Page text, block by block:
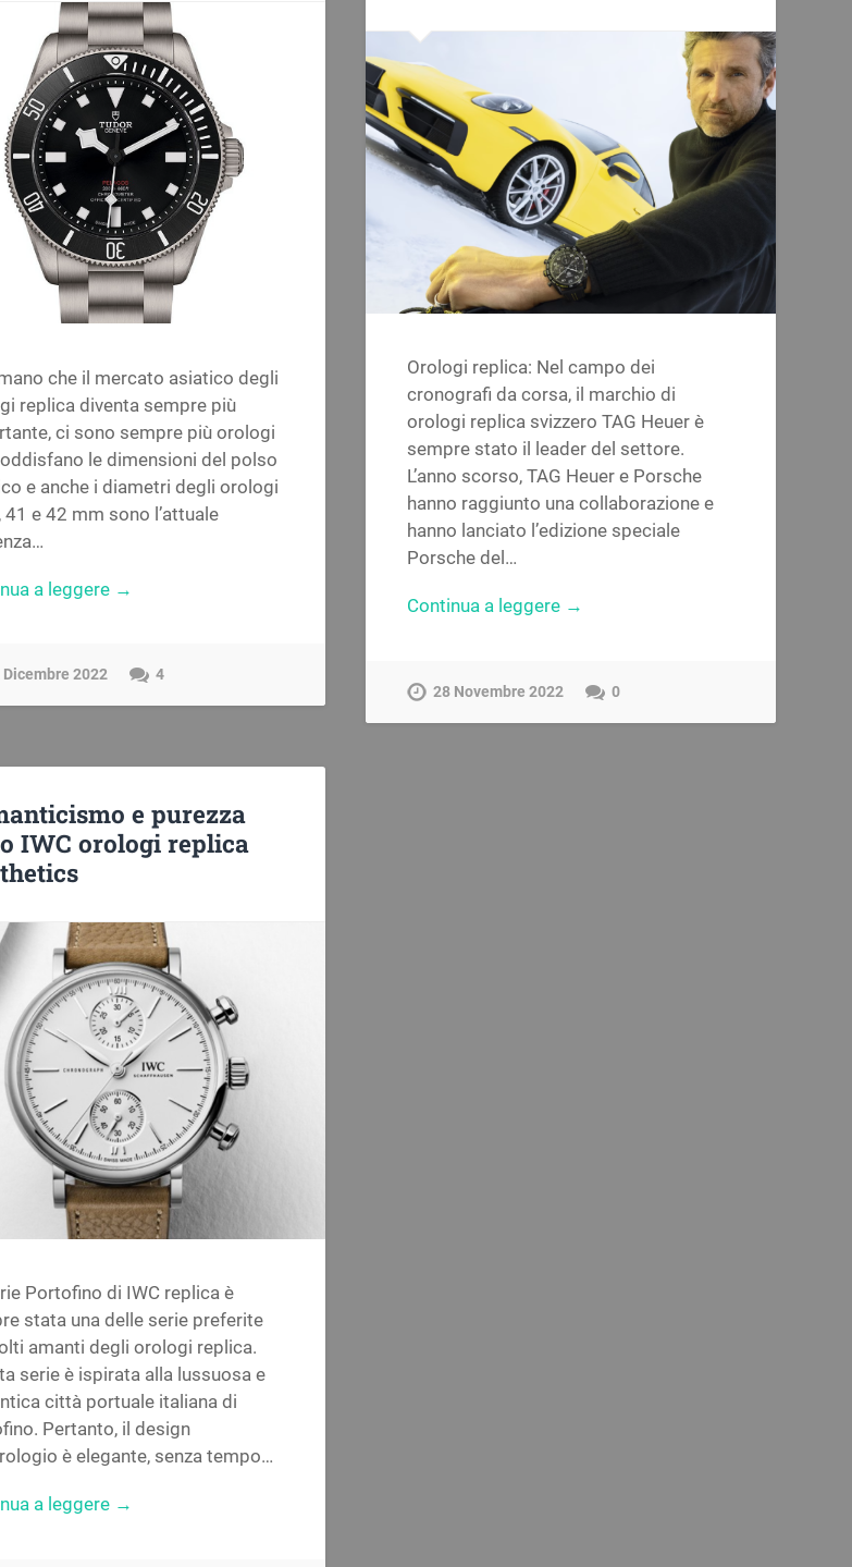
che il mercato asiatico degli
replica diventa sempre più
ci sono sempre più orologi
le dimensioni del polso
e anche i diametri degli orologi
41 e 42 mm sono l’attuale
a leggere →
Dicembre 2022 4
Orologi replica: Nel campo dei
cronografi da corsa, il marchio di
orologi replica svizzero TAG Heuer è
sempre stato il leader del settore.
L’anno scorso, TAG Heuer e Porsche
hanno raggiunto una collaborazione e
hanno lanciato l’edizione speciale
Porsche del…
Continua a leggere →
28 Novembre 2022 0
e purezza
IWC orologi replica
Portofino di IWC replica è
stata una delle serie preferite
amanti degli orologi replica.
serie è ispirata alla lussuosa e
città portuale italiana di
Pertanto, il design
è elegante, senza tempo…
a leggere →